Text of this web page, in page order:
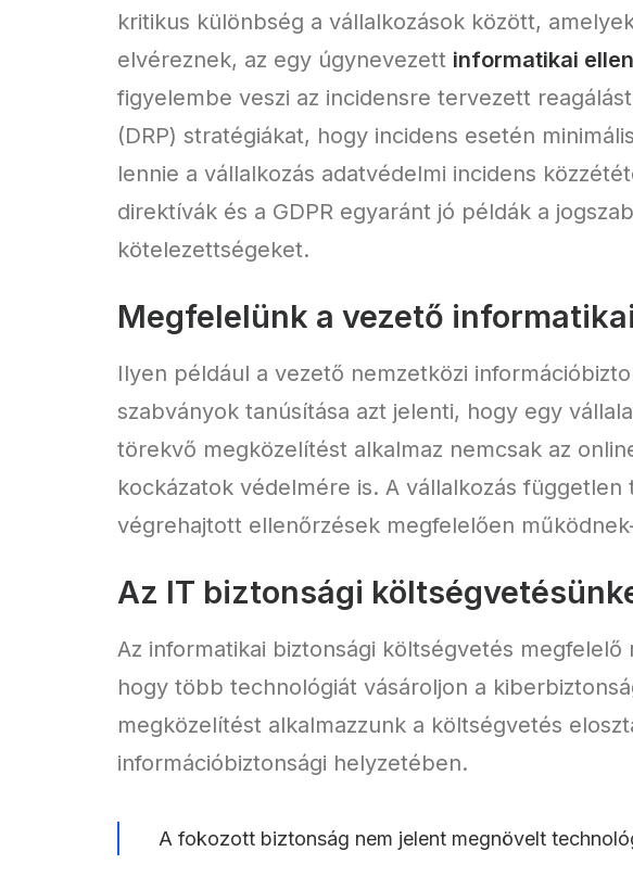
kritikus különbség a vállalkozások között,
elvéreznek, az egy úgynevezett informatikai
figyelembe veszi az incidensre tervezett
(DRP) stratégiákat, hogy incidens esetén
lennie a vállalkozás adatvédelmi incidens
direktívák és a GDPR egyaránt jó példák a
kötelezettségeket.
Megfelelünk a vezető
Ilyen például a vezető nemzetközi
szabványok tanúsítása azt jelenti, hogy egy
törekvő megközelítést alkalmaz nemcsak az
kockázatok védelmére is. A vállalkozás
végrehajtott ellenőrzések megfelelően
Az IT biztonsági
Az informatikai biztonsági költségvetés
hogy több technológiát vásároljon a
megközelítést alkalmazzunk a költségvetés
információbiztonsági helyzetében.
A fokozott biztonság nem jelent megnövelt